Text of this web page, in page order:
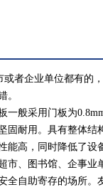
或者企业单位都有的
。
般采用门板为0.8mm
固耐用。具有整体
能高，同时降低了设
市、图书馆、企事
全自助寄存的场所